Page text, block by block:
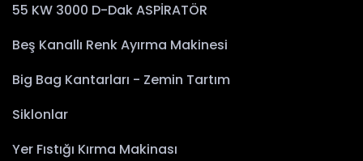
55 KW 3000 D-Dak ASPİRATÖR
Beş Kanallı Renk Ayırma Makinesi
Big Bag Kantarları - Zemin Tartım
Siklonlar
Yer Fıstığı Kırma Makinası